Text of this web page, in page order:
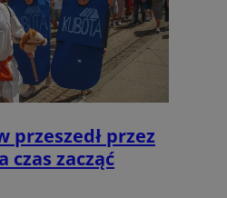
przeszedł przez
czas zacząć